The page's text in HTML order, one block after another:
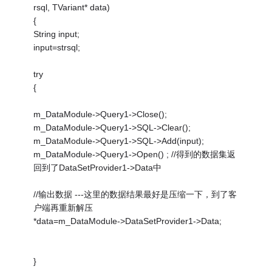
rsql, TVariant* data)
{
String input;
input=strsql;
try
{
m_DataModule->Query1->Close();
m_DataModule->Query1->SQL->Clear();
m_DataModule->Query1->SQL->Add(input);
m_DataModule->Query1->Open() ; //得到的数据集返
回到了DataSetProvider1->Data中
//输出数据 ---这里的数据结果最好是压缩一下，到了客
户端再重新解压
*data=m_DataModule->DataSetProvider1->Data;
}